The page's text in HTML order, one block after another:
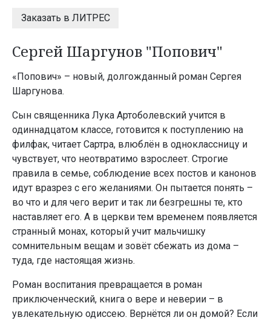
Заказать в ЛИТРЕС
Сергей Шаргунов "Попович"
«Попович» – новый, долгожданный роман Сергея
Шаргунова.
Сын священника Лука Артоболевский учится в
одиннадцатом классе, готовится к поступлению на
филфак, читает Сартра, влюблён в одноклассницу и
чувствует, что неотвратимо взрослеет. Строгие
правила в семье, соблюдение всех постов и канонов
идут вразрез с его желаниями. Он пытается понять –
во что и для чего верит и так ли безгрешны те, кто
наставляет его. А в церкви тем временем появляется
странный монах, который учит мальчишку
сомнительным вещам и зовёт сбежать из дома –
туда, где настоящая жизнь.
Роман воспитания превращается в роман
приключенческий, книга о вере и неверии – в
увлекательную одиссею. Вернётся ли он домой? Если